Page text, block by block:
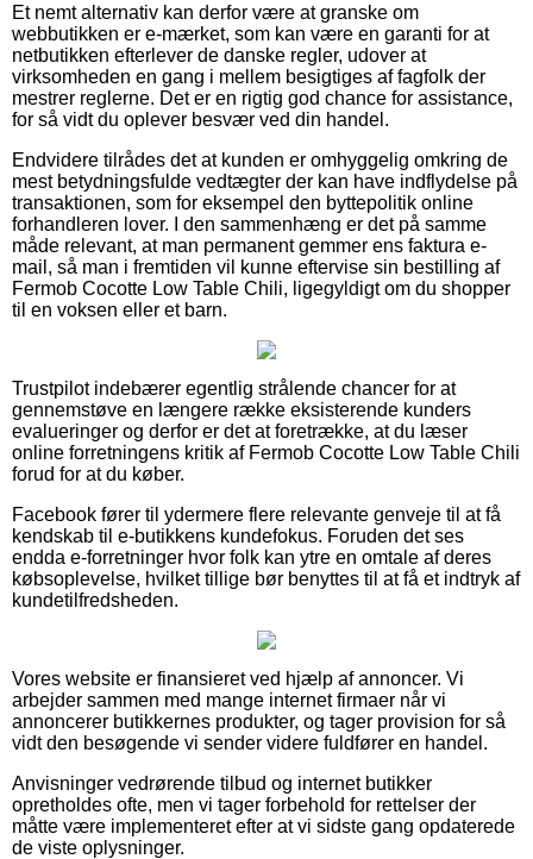
Et nemt alternativ kan derfor være at granske om
webbutikken er e-mærket, som kan være en garanti for at
netbutikken efterlever de danske regler, udover at
virksomheden en gang i mellem besigtiges af fagfolk der
mestrer reglerne. Det er en rigtig god chance for assistance,
for så vidt du oplever besvær ved din handel.
Endvidere tilrådes det at kunden er omhyggelig omkring de
mest betydningsfulde vedtægter der kan have indflydelse på
transaktionen, som for eksempel den byttepolitik online
forhandleren lover. I den sammenhæng er det på samme
måde relevant, at man permanent gemmer ens faktura e-
mail, så man i fremtiden vil kunne eftervise sin bestilling af
Fermob Cocotte Low Table Chili, ligegyldigt om du shopper
til en voksen eller et barn.
Trustpilot indebærer egentlig strålende chancer for at
gennemstøve en længere række eksisterende kunders
evalueringer og derfor er det at foretrække, at du læser
online forretningens kritik af Fermob Cocotte Low Table Chili
forud for at du køber.
Facebook fører til ydermere flere relevante genveje til at få
kendskab til e-butikkens kundefokus. Foruden det ses
endda e-forretninger hvor folk kan ytre en omtale af deres
købsoplevelse, hvilket tillige bør benyttes til at få et indtryk af
kundetilfredsheden.
Vores website er finansieret ved hjælp af annoncer. Vi
arbejder sammen med mange internet firmaer når vi
annoncerer butikkernes produkter, og tager provision for så
vidt den besøgende vi sender videre fuldfører en handel.
Anvisninger vedrørende tilbud og internet butikker
opretholdes ofte, men vi tager forbehold for rettelser der
måtte være implementeret efter at vi sidste gang opdaterede
de viste oplysninger.